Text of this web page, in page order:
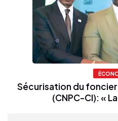
Sécurisation du
(CNPC-CI): «